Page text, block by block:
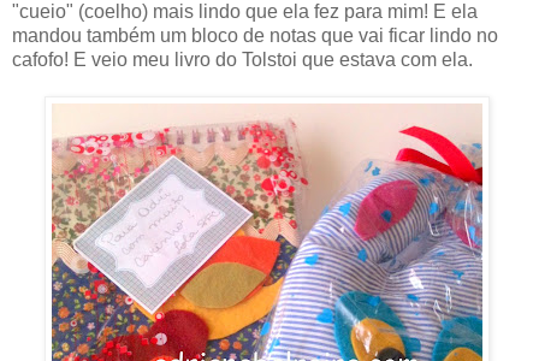
"cueio" (coelho) mais lindo que ela fez para mim! E ela
mandou também um bloco de notas que vai ficar lindo no
cafofo! E veio meu livro do Tolstoi que estava com ela.